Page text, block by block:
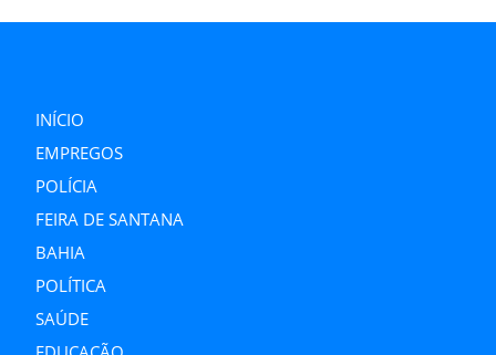
INÍCIO
EMPREGOS
POLÍCIA
FEIRA DE SANTANA
BAHIA
POLÍTICA
SAÚDE